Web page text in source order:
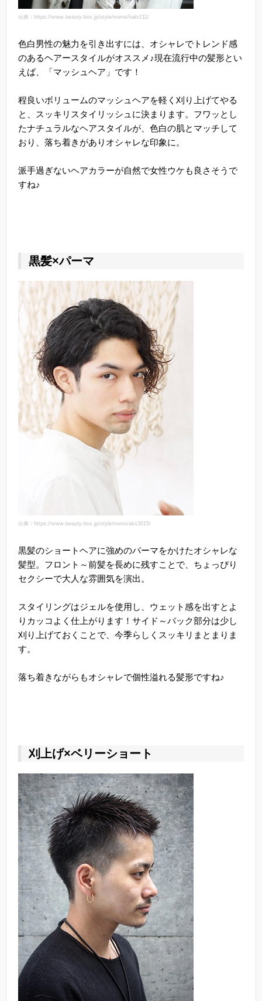
出典：https://www.beauty-box.jp/style/mens/hakr211/
色白男性の魅力を引き出すには、オシャレでトレンド感
のあるヘアースタイルがオススメ♪現在流行中の髪形とい
えば、「マッシュヘア」です！
程良いボリュームのマッシュヘアを軽く刈り上げてやる
と、スッキリスタイリッシュに決まります。フワッとし
たナチュラルなヘアスタイルが、色白の肌とマッチして
おり、落ち着きがありオシャレな印象に。
派手過ぎないヘアカラーが自然で女性ウケも良さそうで
すね♪
黒髪×パーマ
出典：https://www.beauty-box.jp/style/mens/aks3015/
黒髪のショートヘアに強めのパーマをかけたオシャレな
髪型。フロント～前髪を長めに残すことで、ちょっぴり
セクシーで大人な雰囲気を演出。
スタイリングはジェルを使用し、ウェット感を出すとよ
りカッコよく仕上がります！サイド～バック部分は少し
刈り上げておくことで、今季らしくスッキリまとまりま
す。
落ち着きながらもオシャレで個性溢れる髪形ですね♪
刈上げ×ベリーショート